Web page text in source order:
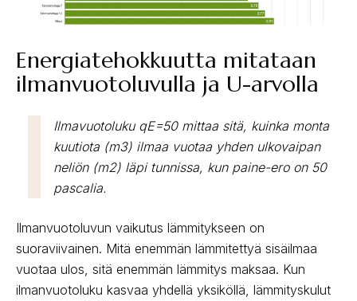
Energiatehokkuutta mitataan
ilmanvuotoluvulla ja U-arvolla
Ilmavuotoluku qE=50 mittaa sitä, kuinka monta
kuutiota (m3) ilmaa vuotaa yhden ulkovaipan
neliön (m2) läpi tunnissa, kun paine-ero on 50
pascalia.
Ilmanvuotoluvun vaikutus lämmitykseen on
suoraviivainen. Mitä enemmän lämmitettyä sisäilmaa
vuotaa ulos, sitä enemmän lämmitys maksaa. Kun
ilmanvuotoluku kasvaa yhdellä yksiköllä, lämmityskulut